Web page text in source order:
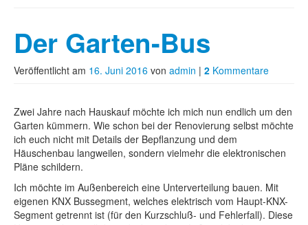
Der Garten-Bus
Veröffentlicht am 16. Juni 2016 von admin | 2 Kommentare
Zwei Jahre nach Hauskauf möchte ich mich nun endlich um den
Garten kümmern. Wie schon bei der Renovierung selbst möchte
ich euch nicht mit Details der Bepflanzung und dem
Häuschenbau langweilen, sondern vielmehr die elektronischen
Pläne schildern.
Ich möchte im Außenbereich eine Unterverteilung bauen. Mit
eigenen KNX Bussegment, welches elektrisch vom Haupt-KNX-
Segment getrennt ist (für den Kurzschluß- und Fehlerfall). Diese